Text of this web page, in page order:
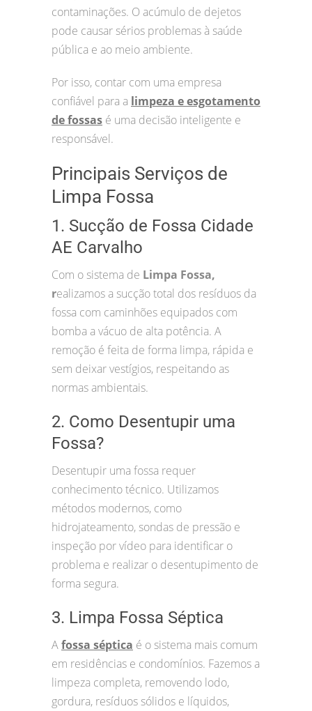
contaminações. O acúmulo de dejetos
pode causar sérios problemas à saúde
pública e ao meio ambiente.
Por isso, contar com uma empresa
confiável para a limpeza e esgotamento
de fossas é uma decisão inteligente e
responsável.
Principais Serviços de
Limpa Fossa
1. Sucção de Fossa Cidade
AE Carvalho
Com o sistema de Limpa Fossa,
realizamos a sucção total dos resíduos da
fossa com caminhões equipados com
bomba a vácuo de alta potência. A
remoção é feita de forma limpa, rápida e
sem deixar vestígios, respeitando as
normas ambientais.
2. Como Desentupir uma
Fossa?
Desentupir uma fossa requer
conhecimento técnico. Utilizamos
métodos modernos, como
hidrojateamento, sondas de pressão e
inspeção por vídeo para identificar o
problema e realizar o desentupimento de
forma segura.
3. Limpa Fossa Séptica
Afossa séptica é o sistema mais comum
em residências e condomínios. Fazemos a
limpeza completa, removendo lodo,
gordura, resíduos sólidos e líquidos,